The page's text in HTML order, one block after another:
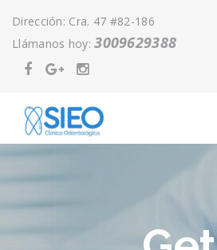
Dirección: Cra. 47 #82-186
Llámanos hoy:3009629388